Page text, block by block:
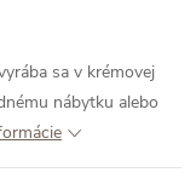
sa v krémovej
nábytku alebo